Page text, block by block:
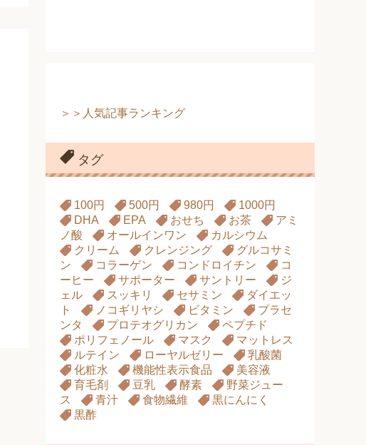
＞＞人気記事ランキング
タグ
100円 500円 980円
1000円
DHA
EPA おせち お茶
アミ
ノ酸
オールインワン
カルシウム
クリーム
クレンジング
グルコサミ
ン
コラーゲン コンドロイチン
コ
ーヒー
サポーター サントリー
ジ
ェル
スッキリ セサミン
ダイエッ
ト
ノコギリヤシ ビタミン
プラセ
ンタ
プロテオグリカン
ペプチド
ポリフェノール
マスク
マットレス
ルテイン
ローヤルゼリー
乳酸菌
化粧水
機能性表示食品
美容液
育毛剤
豆乳 酵素
野菜ジュー
ス
青汁 食物繊維
黒にんにく
黒酢